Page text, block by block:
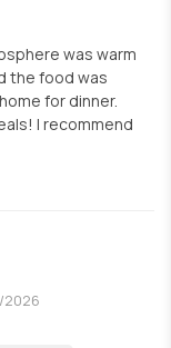
was warm
the food was
for dinner.
I recommend
2026